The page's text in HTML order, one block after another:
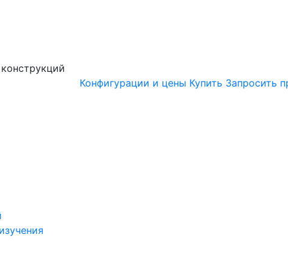
Конфигурации и цены Купить Запросить